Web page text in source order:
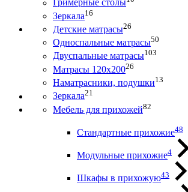
Гримерные столы
Зеркала16
Детские матрасы26
Односпальные матрасы50
Двуспальные матрасы103
Матрасы 120х20026
Наматрасники, подушки13
Зеркала21
Мебель для прихожей82
Стандартные прихожие48
Модульные прихожие4
Шкафы в прихожую43